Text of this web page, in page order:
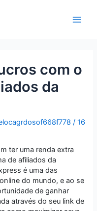
com o
da
/16
ter uma renda extra
de afiliados da
é uma das
do mundo, e ao se
de ganhar
através do seu link de